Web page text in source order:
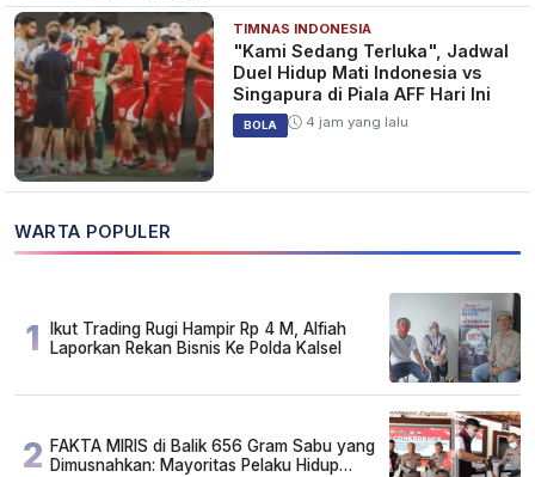
TIMNAS INDONESIA
"Kami Sedang Terluka", Jadwal
Duel Hidup Mati Indonesia vs
Singapura di Piala AFF Hari Ini
BOLA 4 jam yang lalu
WARTA POPULER
1
Ikut Trading Rugi Hampir Rp 4 M, Alfiah
Laporkan Rekan Bisnis Ke Polda Kalsel
2 FAKTA MIRIS di Balik 656 Gram Sabu yang
Dimusnahkan: Mayoritas Pelaku Hidup